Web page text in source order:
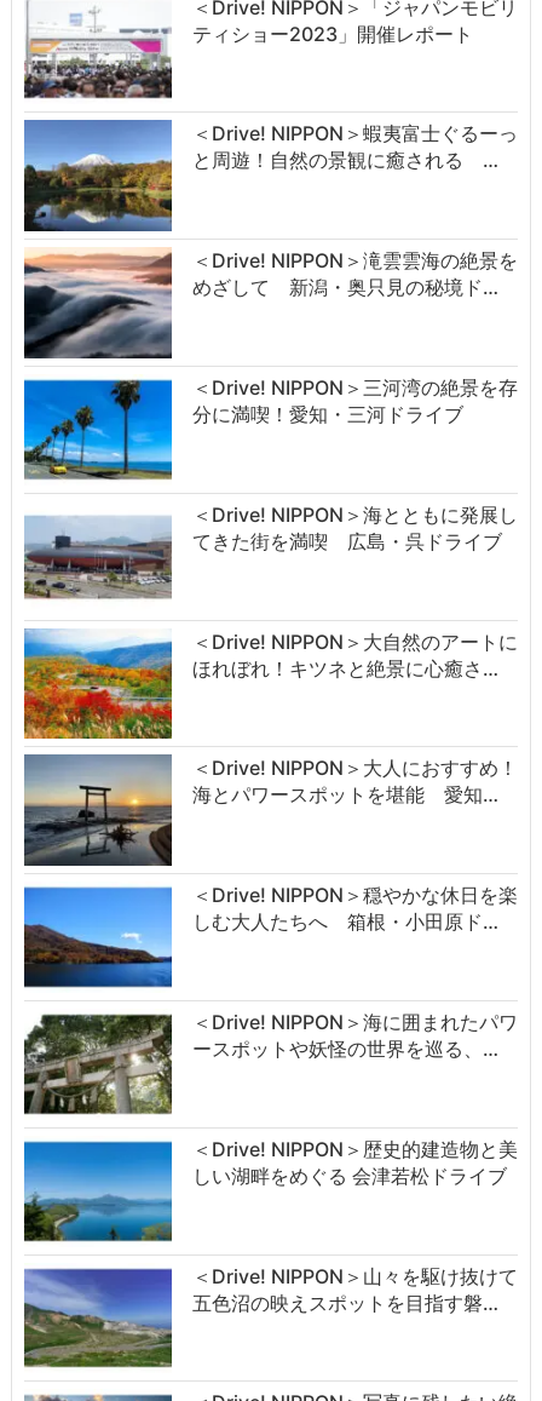
＜Drive! NIPPON＞「ジャパンモビリ
ティショー2023」開催レポート
＜Drive! NIPPON＞蝦夷富士ぐるーっ
と周遊！自然の景観に癒される …
＜Drive! NIPPON＞滝雲雲海の絶景を
めざして 新潟・奥只見の秘境ド…
＜Drive! NIPPON＞三河湾の絶景を存
分に満喫！愛知・三河ドライブ
＜Drive! NIPPON＞海とともに発展し
てきた街を満喫 広島・呉ドライブ
＜Drive! NIPPON＞大自然のアートに
ほれぼれ！キツネと絶景に心癒さ…
＜Drive! NIPPON＞大人におすすめ！
海とパワースポットを堪能 愛知…
＜Drive! NIPPON＞穏やかな休日を楽
しむ大人たちへ 箱根・小田原ド…
＜Drive! NIPPON＞海に囲まれたパワ
ースポットや妖怪の世界を巡る、…
＜Drive! NIPPON＞歴史的建造物と美
しい湖畔をめぐる 会津若松ドライブ
＜Drive! NIPPON＞山々を駆け抜けて
五色沼の映えスポットを目指す磐…